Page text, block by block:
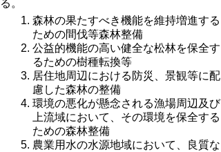
る。
森林の果たすべき機能を維持増進する
ための間伐等森林整備
公益的機能の高い健全な松林を保全す
るための樹種転換等
居住地周辺における防災、景観等に配
慮した森林の整備
環境の悪化が懸念される漁場周辺及び
上流域において、その環境を保全する
ための森林整備
農業用水の水源地域において、良質な